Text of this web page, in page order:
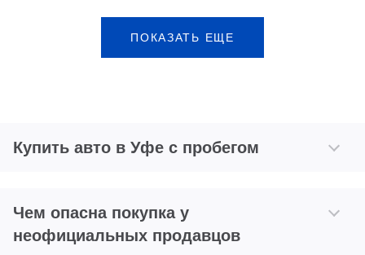
ПОКАЗАТЬ ЕЩЕ
Купить авто в Уфе с пробегом
Чем опасна покупка у
неофициальных продавцов